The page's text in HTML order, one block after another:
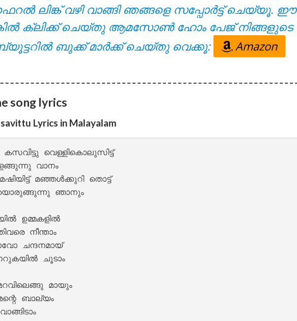
Pen Poove Thenvande Lyrics – Sita Ramam [2022]
ലിങ്ക് വഴി വാങ്ങി ഞങ്ങളെ സപ്പോർട്ട് ചെയ്യൂ. ഈ
ക്ലിക്ക് ചെയ്തു ആമസോൺ ഹോം പേജ് നിങ്ങളുടെ
ബുക്ക് മാർക്ക് ചെയ്തു വെക്കൂ:
Amazon
song lyrics
Lyrics in Malayalam
വെള്ളികൊലുസിട്ട്
വാനം
മഞ്ഞൾക്കുറി തൊട്ട്
ഞാനും
ഉമ്മകളിൽ
നീന്താം
ചന്ദനമായ്
ചൂടാം
മായും
ബാല്യം